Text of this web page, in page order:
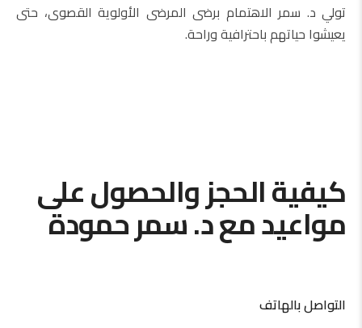
تولي د. سمر الاهتمام برضى المرضى الأولوية القصوى، حتى
يعيشوا حياتهم باحترافية وراحة.
كيفية الحجز والحصول على
مواعيد مع د. سمر حمودة
التواصل بالهاتف